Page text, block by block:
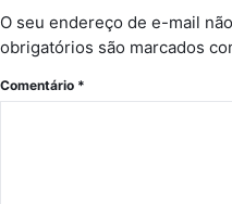
O seu endereço de e-mail
obrigatórios são marcados
Comentário *